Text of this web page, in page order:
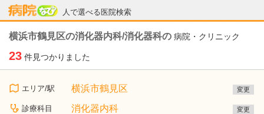
人で選べる医院検索
病院なび
横浜市鶴見区の消化器内科/消化器科の 病院・クリニック
23 件見つかりました
エリア/駅 横浜市鶴見区 変更
診療科目 消化器内科 変更